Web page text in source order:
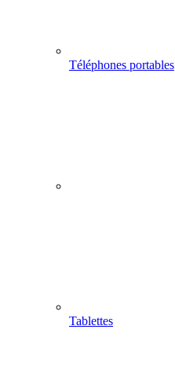
Téléphones portables
Tablettes